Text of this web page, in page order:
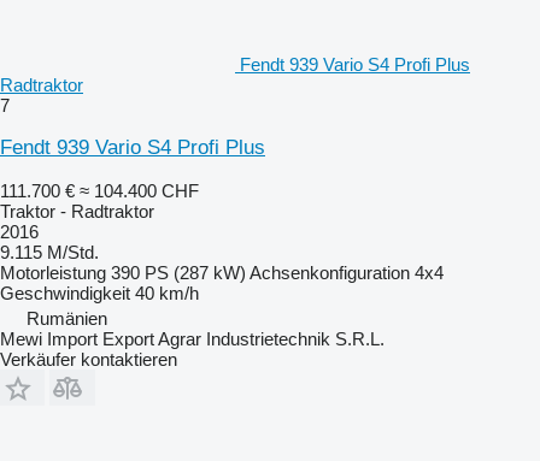
Fendt 939 Vario S4 Profi Plus
Radtraktor
7
Fendt 939 Vario S4 Profi Plus
111.700 € ≈ 104.400 CHF
Traktor - Radtraktor
2016
9.115 M/Std.
Motorleistung 390 PS (287 kW) Achsenkonfiguration 4x4
Geschwindigkeit 40 km/h
Rumänien
Mewi Import Export Agrar Industrietechnik S.R.L.
Verkäufer kontaktieren